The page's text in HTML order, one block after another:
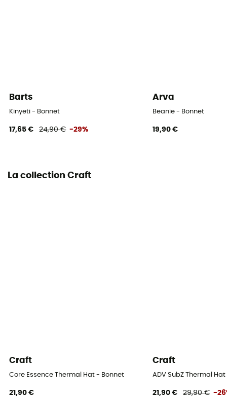
Barts
Kinyeti - Bonnet
17,65 € 24,90 € -29%
Arva
Beanie - Bonnet
19,90 €
La collection Craft
Craft
Core Essence Thermal Hat - Bonnet
21,90 €
Craft
ADV SubZ Thermal
21,90 € 29,90 € -